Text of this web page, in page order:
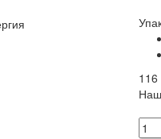
116